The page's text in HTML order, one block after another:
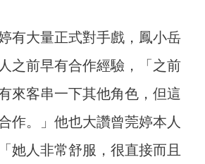
有大量正式對手戲，鳳小岳
之前早有合作經驗，「之前
來客串一下其他角色，但這
作。」他也大讚曾莞婷本人
她人非常舒服，很直接而且